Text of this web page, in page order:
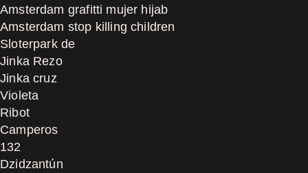
Amsterdam grafitti mujer hijab
Amsterdam stop killing children
Sloterpark de
Jinka Rezo
Jinka cruz
Violeta
Ribot
Camperos
132
Dzidzantún